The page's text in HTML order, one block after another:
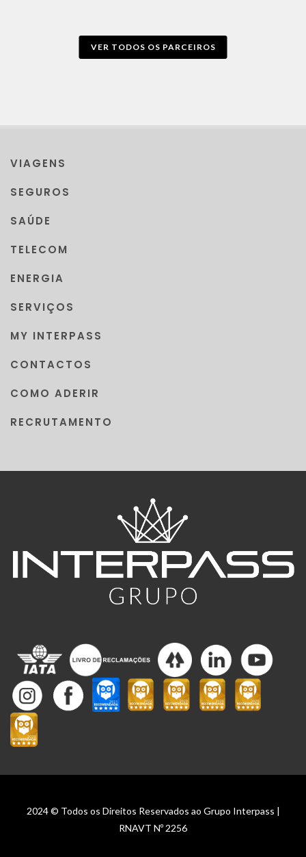
VER TODOS OS PARCEIROS
VIAGENS
SEGUROS
SAÚDE
TELECOM
ENERGIA
SERVIÇOS
MY INTERPASS
CONTACTOS
COMO ADERIR
RECRUTAMENTO
2024 © Todos os Direitos Reservados ao Grupo Interpass |
RNAVT Nº 2256